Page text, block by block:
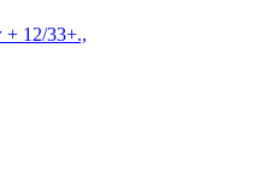
+ 12/33+.,